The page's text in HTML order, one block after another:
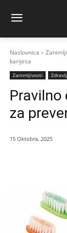
Naslovnica
karijesa
Zanimljivosti
Pravilno
za
15 Oktobra, 2025